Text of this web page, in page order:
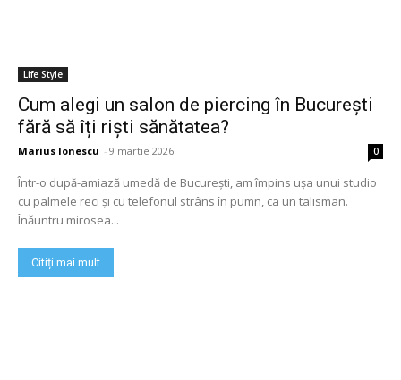
Life Style
Cum alegi un salon de piercing în București
fără să îți riști sănătatea?
Marius Ionescu - 9 martie 2026 0
Într-o după-amiază umedă de București, am împins ușa unui studio
cu palmele reci și cu telefonul strâns în pumn, ca un talisman.
Înăuntru mirosea...
Citiți mai mult